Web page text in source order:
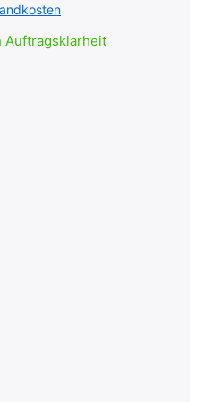
Auftragsklarheit